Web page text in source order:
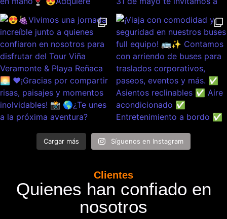
Cargar más Síguenos en Instagram
Clientes
Quienes han confiado en
nosotros